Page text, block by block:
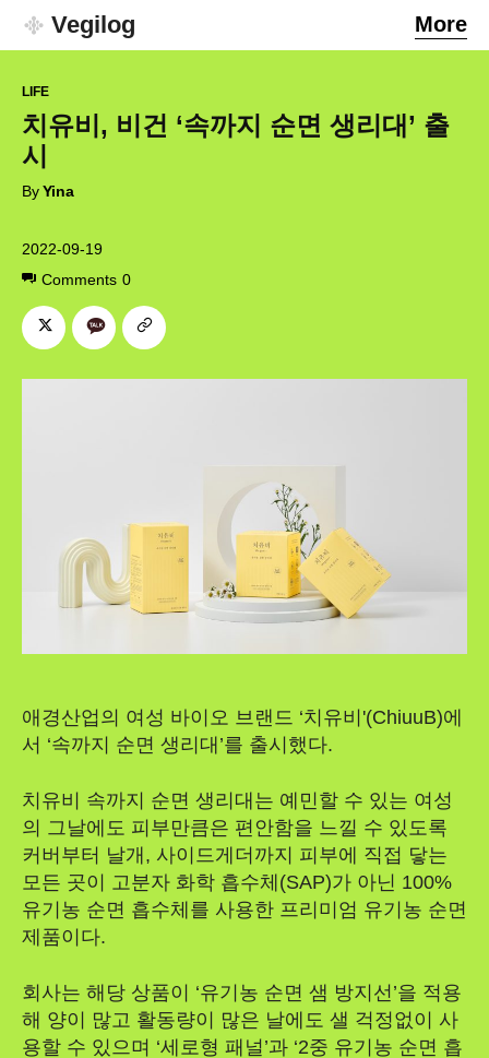
Vegilog More
2022-09-19
Comments 0
LIFE
치유비, 비건 ‘속까지 순면 생리대’ 출
시
ByYina
애경산업의 여성 바이오 브랜드 ‘치유비'(ChiuuB)에
서 ‘속까지 순면 생리대’를 출시했다.
치유비 속까지 순면 생리대는 예민할 수 있는 여성
의 그날에도 피부만큼은 편안함을 느낄 수 있도록
커버부터 날개, 사이드게더까지 피부에 직접 닿는
모든 곳이 고분자 화학 흡수체(SAP)가 아닌 100%
유기농 순면 흡수체를 사용한 프리미엄 유기농 순면
제품이다.
회사는 해당 상품이 ‘유기농 순면 샘 방지선’을 적용
해 양이 많고 활동량이 많은 날에도 샐 걱정없이 사
용할 수 있으며 ‘세로형 패널’과 ‘2중 유기농 순면 흡